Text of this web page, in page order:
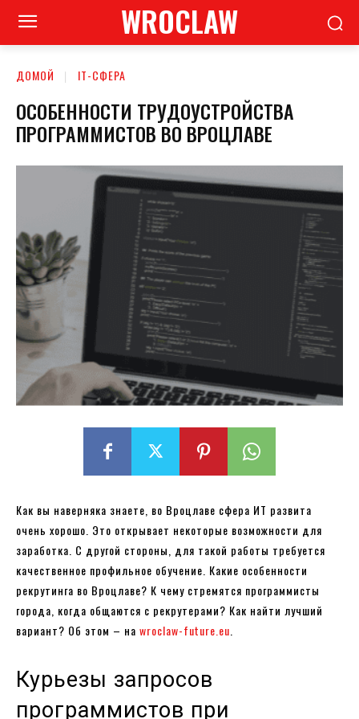
WROCLAW
ДОМОЙ ІТ-СФЕРА
ОСОБЕННОСТИ ТРУДОУСТРОЙСТВА
ПРОГРАММИСТОВ ВО ВРОЦЛАВЕ
Как вы наверняка знаете, во Вроцлаве сфера ИТ развита
очень хорошо. Это открывает некоторые возможности для
заработка. С другой стороны, для такой работы требуется
качественное профильное обучение. Какие особенности
рекрутинга во Вроцлаве? К чему стремятся программисты
города, когда общаются с рекрутерами? Как найти лучший
вариант? Об этом – на wroclaw-future.eu
Курьезы запросов
программистов при